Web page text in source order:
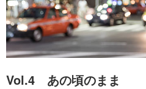
Vol.4 あの頃のまま